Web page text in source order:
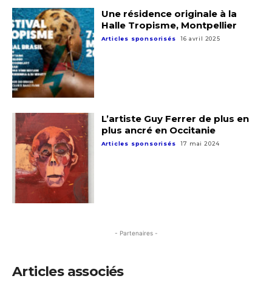
J'accepte lestermes et conditions
* Champ obligatoire
Prénom
Statut / Organisation
J'accepte lestermes et conditions
* Champ obligatoire
Une résidence originale à la
Halle Tropisme, Montpellier
Articles sponsorisés 16 avril 2025
L’artiste Guy Ferrer de plus en
plus ancré en Occitanie
Articles sponsorisés 17 mai 2024
- Partenaires -
Articles associés